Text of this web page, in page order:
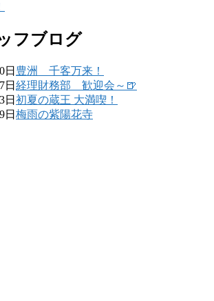
フブログ
日 豊洲 千客万来！
日 経理財務部 歓迎会～🍺
日 初夏の蔵王 大満喫！
日 梅雨の紫陽花寺